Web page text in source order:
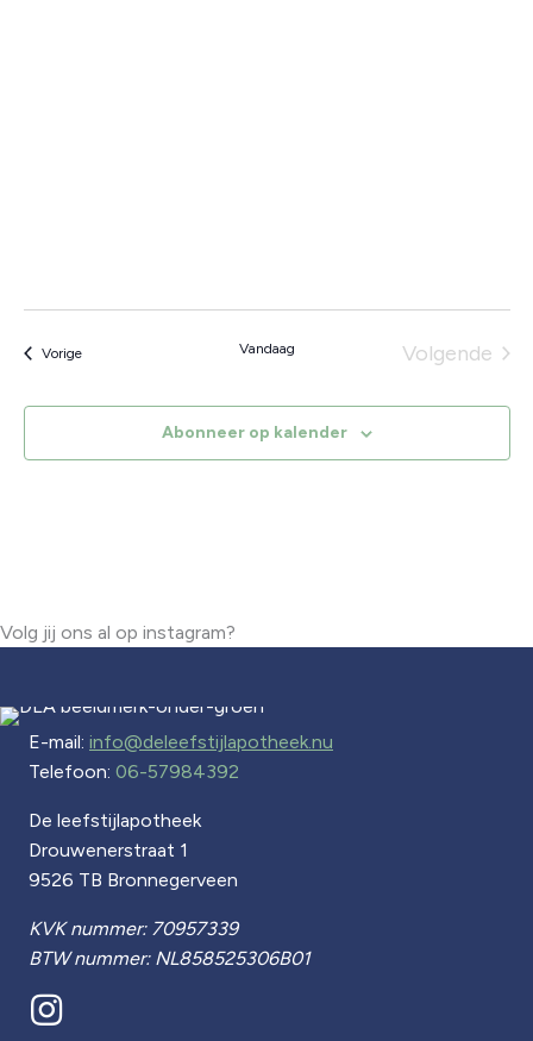
VorigeEvenementen Vandaag
Volgende
Abonneer op kalender
Volg jij ons al op instagram?
E-mail: info@deleefstijlapotheek.nu
Telefoon: 06-57984392
De leefstijlapotheek
Drouwenerstraat 1
9526 TB Bronnegerveen
KVK nummer: 70957339
BTW nummer: NL858525306B01